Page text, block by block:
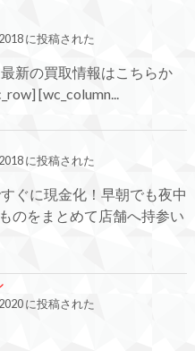
に投稿された
新の買取情報はこちらか
[wc_column...
に投稿された
ぐに現金化！早朝でも夜中
のをまとめて店舗へ持参い
に投稿された